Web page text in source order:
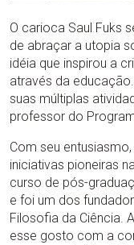
O carioca Saul Fuks
de abraçar a utopia
idéia que inspirou a
através da
suas múltiplas
professor do
Com seu
iniciativas pioneiras
curso de pós-
e foi um dos
Filosofia da Ciência.
esse gosto com a